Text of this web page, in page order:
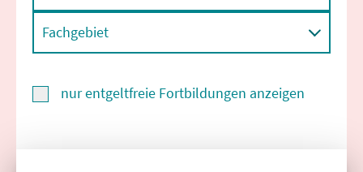
Fachgebiet
nur entgeltfreie Fortbildungen anzeigen